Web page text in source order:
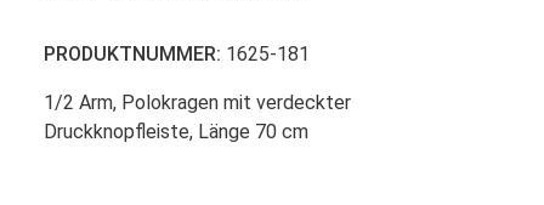
PRODUKTNUMMER: 1625-181
1/2 Arm, Polokragen mit verdeckter
Druckknopfleiste, Länge 70 cm